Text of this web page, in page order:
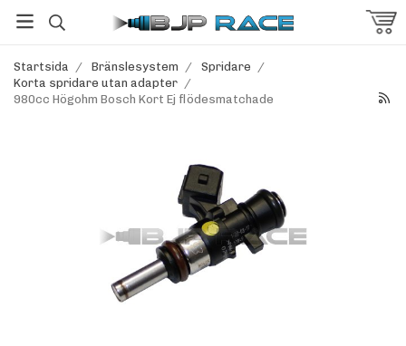
Startsida / Bränslesystem / Spridare /
Korta spridare utan adapter /
980cc Högohm Bosch Kort Ej flödesmatchade